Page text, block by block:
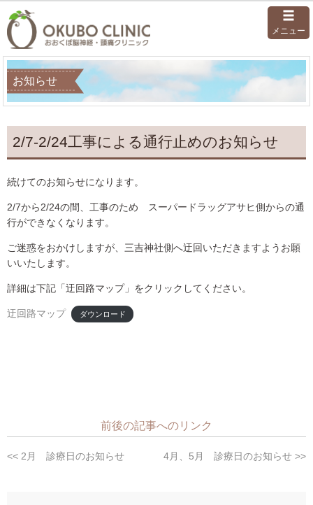
メニュー
お知らせ
2/7-2/24工事による通行止めのお知らせ
続けてのお知らせになります。
2/7から2/24の間、工事のため スーパードラッグアサヒ側からの通
行ができなくなります。
ご迷惑をおかけしますが、三吉神社側へ迂回いただきますようお願
いいたします。
詳細は下記「迂回路マップ」をクリックしてください。
迂回路マップ ダウンロード
前後の記事へのリンク
<< 2月 診療日のお知らせ 4月、5月 診療日のお知らせ >>